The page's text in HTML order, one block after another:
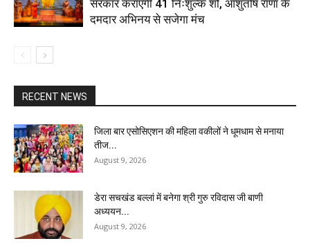
सरकार कराएगी 41 निःशुल्क शो, आशुतोष राणा के
दमदार अभिनय से सजेगा मंच
RECENT NEWS
जिला बार एसोसिएशन की महिला वकीलों ने धूमधाम से मनाया
तीज...
August 9, 2026
डेरा सचखंड बल्लां में बनेगा श्री गुरु रविदास जी बाणी
अध्ययन...
August 9, 2026